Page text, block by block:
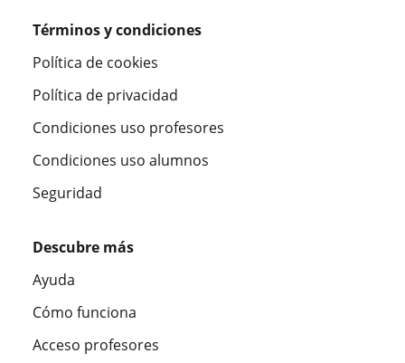
Términos y condiciones
Política de cookies
Política de privacidad
Condiciones uso profesores
Condiciones uso alumnos
Seguridad
Descubre más
Ayuda
Cómo funciona
Acceso profesores